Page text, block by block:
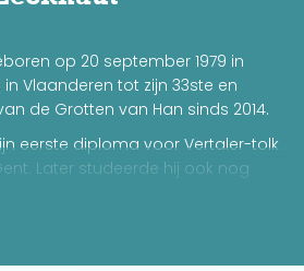
op 20 september 1979 in
Vlaanderen tot zijn 33ste en
de Grotten van Han sinds 2014.
eerste diploma voor Vertaler-tolk
Later studeerde hij ook nog
en Communicatie en Herborist.
toeristische gids bij de Grotten van
besproken worden in zijn nieuwe